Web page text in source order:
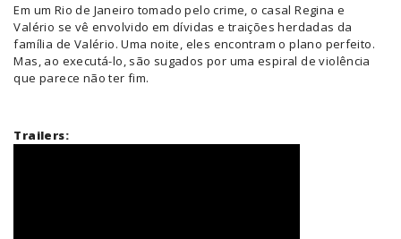
Em um Rio de Janeiro tomado pelo crime, o casal Regina e
Valério se vê envolvido em dívidas e traições herdadas da
família de Valério. Uma noite, eles encontram o plano perfeito.
Mas, ao executá-lo, são sugados por uma espiral de violência
que parece não ter fim.
Trailers: